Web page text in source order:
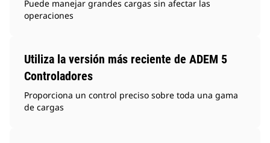
Puede manejar grandes cargas sin afectar las
operaciones
Utiliza la versión más reciente de ADEM 5
Controladores
Proporciona un control preciso sobre toda una gama
de cargas